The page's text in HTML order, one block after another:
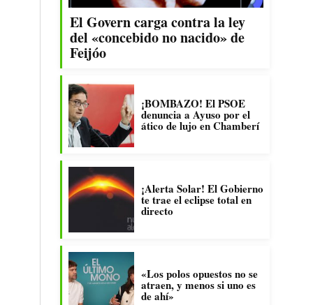
El Govern carga contra la ley
del «concebido no nacido» de
Feijóo
¡BOMBAZO! El PSOE
denuncia a Ayuso por el
ático de lujo en Chamberí
¡Alerta Solar! El Gobierno
te trae el eclipse total en
directo
«Los polos opuestos no se
atraen, y menos si uno es
de ahí»